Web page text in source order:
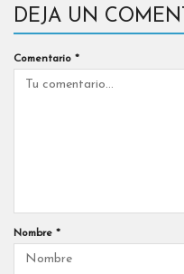
DEJA UN
Comentario *
Nombre *